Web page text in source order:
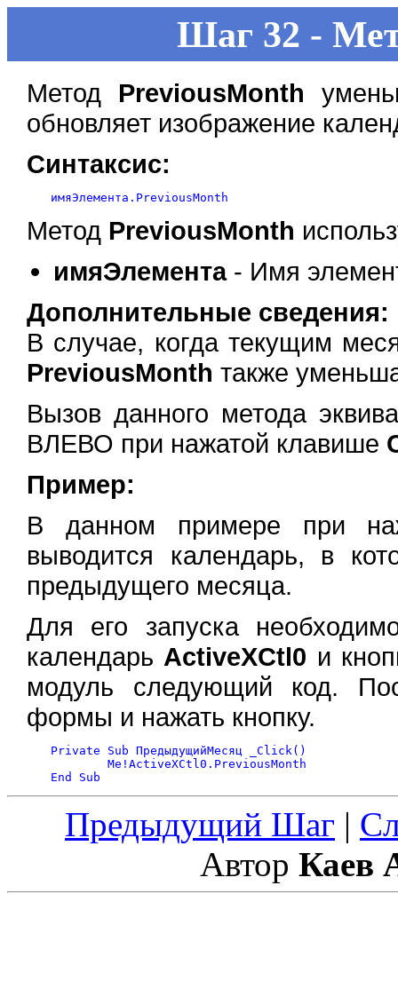
Шаг 32 -
Метод PreviousMonth
обновляет изображение
Синтаксис:
Метод PreviousMonth
имяЭлемента- Имя
Дополнительные сведения:
В случае, когда текущим
PreviousMonth также
Вызов данного метода
ВЛЕВО при нажатой клавише
Пример:
В данном примере при
выводится календарь, в
предыдущего месяца.
Для его запуска
календарь ActiveXCtl0 и
модуль следующий код.
формы и нажать кнопку.
Private Sub ПредыдущийМесяц _Click()
Предыдущий Шаг |
Автор Каев